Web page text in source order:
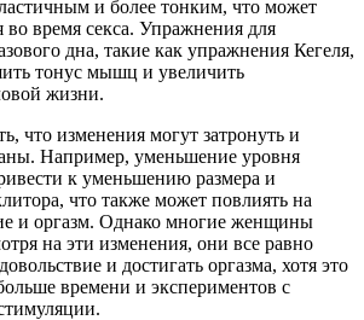
и более тонким, что может
время секса. Упражнения для
дна, такие как упражнения Кегеля,
тонус мышц и увеличить
жизни.
что изменения могут затронуть и
Например, уменьшение уровня
к уменьшению размера и
что также может повлиять на
и оргазм. Однако многие женщины
на эти изменения, они все равно
и достигать оргазма, хотя это
времени и экспериментов с